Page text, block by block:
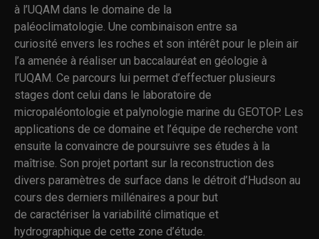
à l’UQAM dans le domaine de la
paléoclimatologie. Une combinaison entre sa
curiosité envers les roches et son intérêt pour le plein air
l’a amenée à réaliser un baccalauréat en géologie à
l’UQAM. Ce parcours lui permet d’effectuer plusieurs
stages dont celui dans le laboratoire de
micropaléontologie et palynologie marine du GEOTOP. Les
applications de ce domaine et l’équipe de recherche vont
ensuite la convaincre de poursuivre ses études à la
maîtrise. Son projet portant sur la reconstruction des
divers paramètres de surface dans le détroit d’Hudson au
cours des derniers millénaires a pour but
de caractériser la variabilité climatique et
hydrographique de cette zone d’étude.